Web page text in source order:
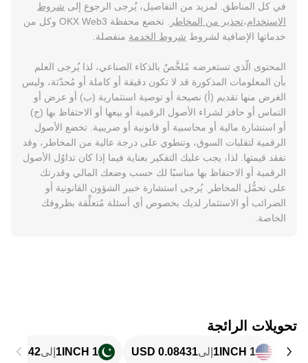
في كل المناطق. لمزيد من التفاصيل، يُرجى الرجوع إلى شروط
الاستخدام،تحذير من المخاطر
. تخضع محفظة OKX Web3 وكل من
خدماتها الإضافية لشروط شروط الخدمة منفصلة.
المحتوى الّذي تستعرضه مُلخَّصٌ بالذكاء الصناعي، لذا يُرجى العلم
بأن المعلومات المذكورة قد لا تكون دقيقة أو كاملة أو مُحدّثة، وليس
الغرض منها تقديم (أ) نصيحة أو توصية استثمارية (ب) أو عرض أو
التماس أو حافز لشراء الأصول الرقمية أو بيعها أو الاحتفاظ بها (ج)
أو استشارة مالية أو محاسبية أو قانونية أو ضريبية. تخضع الأصول
الرقمية لتقلبات السوق، وتنطوي على درجة عالية من المخاطر، وقد
تفقد قيمتها. لذا، يجب عليك التفكير بعناية فيما إذا كان تداوُل الأصول
الرقمية أو الاحتفاظ بها مناسبًا لك حسب وضعك المالي وقدرتك
على تحمُّل المخاطر. يُرجى استشارة خبير الشؤون القانونية أو
الضرائب أو الاستثمار لديك بخصوص أي أسئلة مُتعلِّقة بظروفك
الخاصة.
تحويلات الرائجة
1 1INCH إلى 1 1INCH إلى